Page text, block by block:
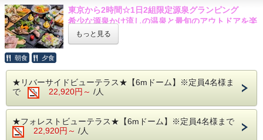
◆旅館内には看板にゃんこ・看板わんこを飼ってお
ります。
また旅館内にペットの宿泊可能なお部屋もございま
すので、猫・犬が館内・屋外を通ることがございま
来かねます。
◆ドームテントの周りに池や川、草むら等がありま
す。危ないので、お子様から目を離さないようにお
願いします。
◆自然の環境なので虫がいる事がありますのでご留
意ください。
BBQコンロ付き、ゴミ回収込み！食材持ち込みOK
コース
お問合せやよくある質問は公式LINE
★☆自然と温泉の”glampark 赤沢温泉”で贅沢な源
泉グランピング☆★
私たちだけの空間…専用のガーデンテラスでオリジ
ナルBBQをお楽しみください♪
プレート付きBBQコンロ付きだからでお客様オリジ
ナルの食材持ち込みBBQコースが可能！ ご自由にご
東京から2時間☆1日2組限定源泉グランピング
希少な源泉かけ流しの温泉と最旬のアウトドアを楽
しむ
とちぎ和牛ステーキ、那須塩原産の岩魚がメインの
【 お食事 】
柔らかく風味豊かなご当地和牛やジビエ肉、清流に
育まれた肉厚で上品な美味しさを誇る栃木のブラン
ド魚、那須高原の肉厚しいたけを中心としたフレッ
シュ野菜など、栃木の魅力がぎゅっと詰まったお食
事をご用意しました！
もっと見る
朝食 夕食
★リバーサイドビューテラス★【6mドーム】※定員4名様ま
で
22,920円～ /人
★フォレストビューテラス★【6mドーム】※定員4名様まで
22,920円～ /人